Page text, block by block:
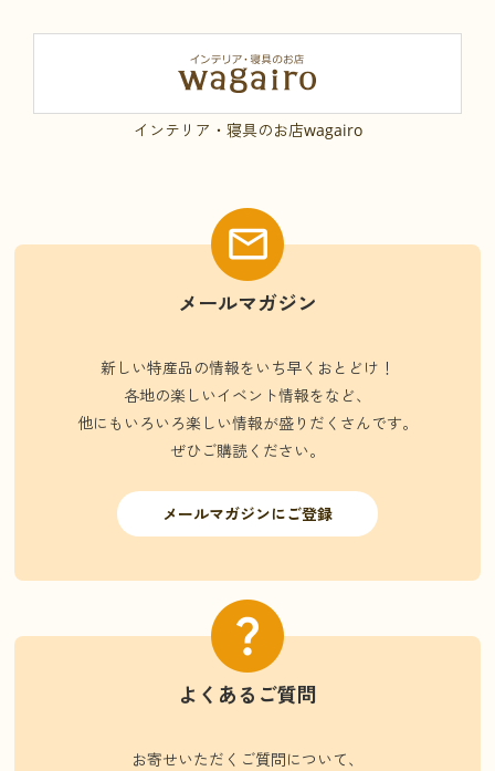
インテリア・寝具のお店wagairo
メールマガジン
新しい特産品の情報をいち早くおとどけ！
各地の楽しいイベント情報をなど、
他にもいろいろ楽しい情報が盛りだくさんです。
ぜひご購読ください。
メールマガジンにご登録
よくあるご質問
お寄せいただくご質問について、